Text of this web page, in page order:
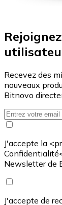
Recevez des
nouveaux
Bitnovo
J'accepte la
Newsletter de
J'accepte de